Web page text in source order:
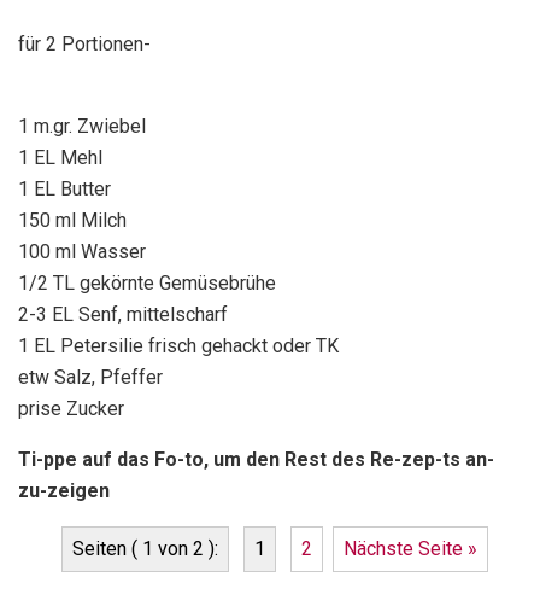
für 2 Portionen-
1 m.gr. Zwiebel
1 EL Mehl
1 EL Butter
150 ml Milch
100 ml Wasser
1/2 TL gekörnte Gemüsebrühe
2-3 EL Senf, mittelscharf
1 EL Petersilie frisch gehackt oder TK
etw Salz, Pfeffer
prise Zucker
Ti-ppe auf das Fo-to, um den Rest des Re-zep-ts an-
zu-zeigen
Seiten ( 1 von 2 ): 1 2 Nächste Seite »